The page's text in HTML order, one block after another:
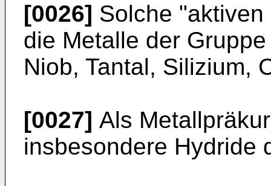
[0026] Solche
die Metalle der
Niob, Tantal, Silizium,
[0027] Als
insbesondere Hydride